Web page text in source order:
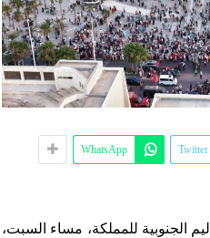
Twitter
WhatsApp
الجنوبية للمملكة، مساء السبت،